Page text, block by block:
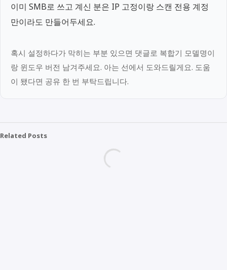
이미 SMB로 쓰고 계신 분은 IP 고정이랑 스캔 전용 계정
만이라도 만들어두세요.
혹시 설정하다가 막히는 부분 있으면 댓글로 복합기 모델명이
랑 윈도우 버전 남겨주세요. 아는 선에서 도와드릴게요. 도움
이 됐다면 공유 한 번 부탁드립니다.
Related Posts